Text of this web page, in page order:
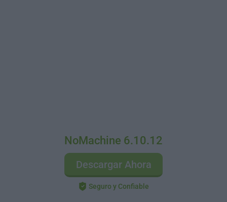
NoMachine 6.10.12
Descargar Ahora
Seguro y Confiable